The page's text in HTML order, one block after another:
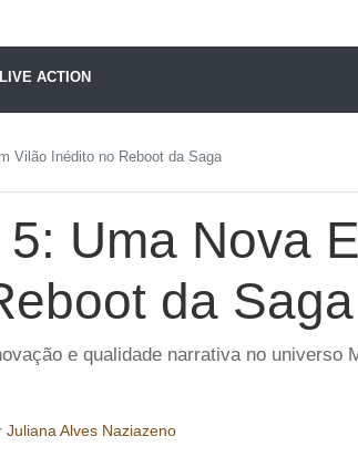
LIVE ACTION
Vilão Inédito no Reboot da Saga
Uma Nova
da Saga
e qualidade narrativa no universo
Juliana Alves Naziazeno